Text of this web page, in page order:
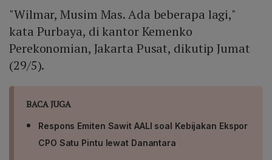
"Wilmar, Musim Mas. Ada beberapa lagi,"
kata Purbaya, di kantor Kemenko
Perekonomian, Jakarta Pusat, dikutip Jumat
(29/5).
BACA JUGA
Respons Emiten Sawit AALI soal Kebijakan Ekspor
CPO Satu Pintu lewat Danantara